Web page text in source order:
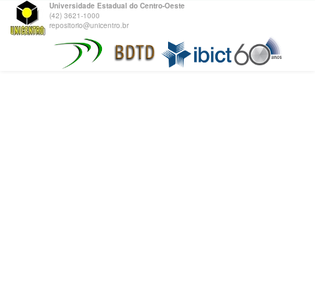
Universidade Estadual do Centro-Oeste
(42) 3621-1000
repositorio@unicentro.br